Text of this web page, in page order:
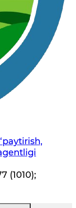
(1010);